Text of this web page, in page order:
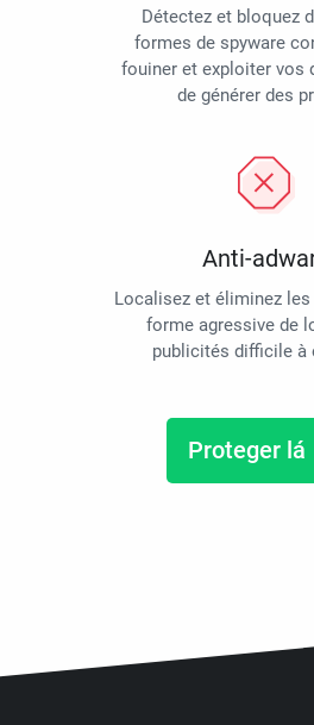
Détectez et bloquez
formes de spyware
fouiner et exploiter vos
de générer des
Anti-
Localisez et éliminez les
forme agressive de
publicités difficile à
Proteger lá